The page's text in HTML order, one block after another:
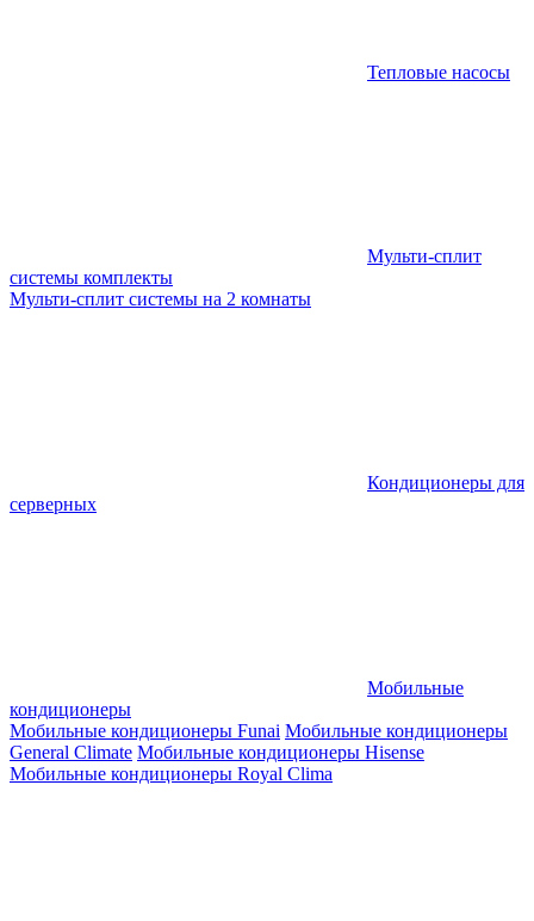
Тепловые насосы
Мульти-сплит
системы комплекты
Мульти-сплит системы на 2 комнаты
Кондиционеры для
серверных
Мобильные
кондиционеры
Мобильные кондиционеры Funai Мобильные кондиционеры
General Climate Мобильные кондиционеры Hisense
Мобильные кондиционеры Royal Clima